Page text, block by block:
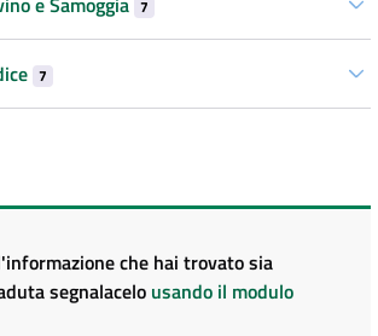
7
7
che hai trovato sia
segnalacelo usando il modulo